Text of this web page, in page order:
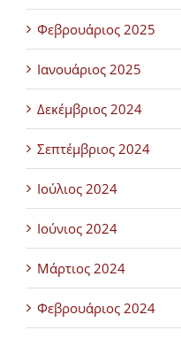
Φεβρουάριος 2025
Ιανουάριος 2025
Δεκέμβριος 2024
Σεπτέμβριος 2024
Ιούλιος 2024
Ιούνιος 2024
Μάρτιος 2024
Φεβρουάριος 2024